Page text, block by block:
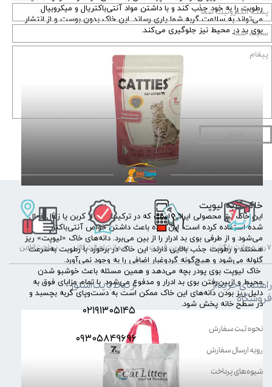
رطوبت را به خود جذب کند و با داشتن مواد آنتی‌باکتریال و میکروبیال
می‌تواند به سلامت گربه شما یاری رساند. این خاک بدون بوست و از انتشار
بوی بد در محیط نیز جلوگیری می‌کند.
خاک گربه لیوپت
این خاک نیز محصولی ایرانی است که در ترکیب خود از کربن یا زغال فعال
شده استفاده کرده است. این ماده باعث داشتن خواص آنتی‌باکتریال خاک
می‌شود و از طرفی بوی بد ادرار را از بین می‌برد. دانه‌های خاک «لیوپت» ریز
هستند و رطوبت جذب بالایی دارند. این خاک در برخورد با رطوبت به‌سرعت
گلوله می‌شود و هیچ‌گونه گردوغبار اضافی را به وجود نمی‌آورد.
خاک لیوپت بوی پودر بچه می‌دهد و همین مسئله باعث خوشبو شدن
محیط و ازبین‌رفتن بوی بد ادرار و مدفوع می‌شود. با تمام مزایای فوق به
دلیل ریز بودن دانه‌های این خاک ممکن است به دست‌وپای گربه بچسبد و
در سطح خانه پخش شود.
بهترین قیمت پرداخت آنلاین ۷ روز ضمانت بازگشت ضمانت اصالت کالا
راهنمای خرید از
فروشگاه
نحوه ثبت سفارش
رویه ارسال سفارش
شیوه‌های پرداخت
ارتباط با پت استور
۰۲۱۹۱۳۰۵۱۴۵
۰۹۳۰۵8۴9696